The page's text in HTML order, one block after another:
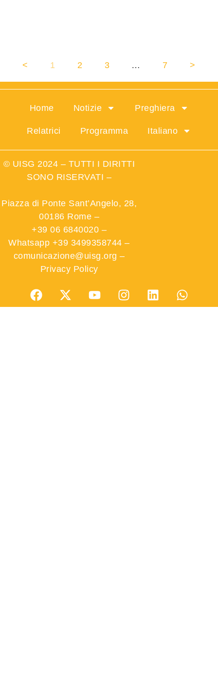
< 1 2 3 … 7 >
Home Notizie Preghiera
Relatrici Programma Italiano
© UISG 2024 – TUTTI I DIRITTI
SONO RISERVATI –
Piazza di Ponte Sant’Angelo, 28,
00186 Rome –
+39 06 6840020 –
Whatsapp +39 3499358744 –
comunicazione@uisg.org –
Privacy Policy